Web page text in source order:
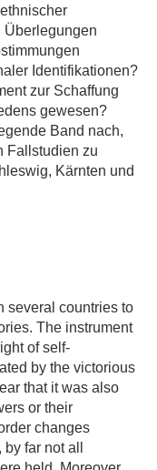
Überlegungen
Identifikationen?
zur Schaffung
gewesen?
Band nach,
Fallstudien zu
Kärnten und
several countries to
The instrument
of self-
by the victorious
that it was also
or their
changes
by far not all